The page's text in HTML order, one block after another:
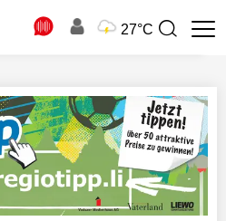
27°C
Suchbegriff